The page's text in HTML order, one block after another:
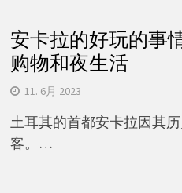
安卡拉的好玩的事
购物和夜生活
11. 6月 2023
土耳其的首都安卡拉因其
客。…